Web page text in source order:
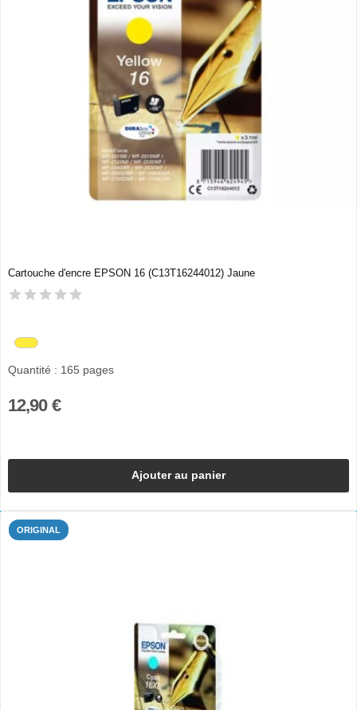
Cartouche d'encre EPSON 16 (C13T16244012) Jaune
Quantité : 165 pages
12,90 €
Ajouter au panier
ORIGINAL